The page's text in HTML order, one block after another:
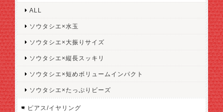
ALL
ソウタシエ×水玉
ソウタシエ×大振りサイズ
ソウタシエ×縦長スッキリ
ソウタシエ×短めボリュームインパクト
ソウタシエ×たっぷりビーズ
ピアス/イヤリング